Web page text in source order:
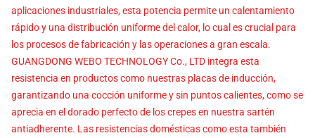
aplicaciones industriales, esta potencia permite un calentamiento
rápido y una distribución uniforme del calor, lo cual es crucial para
los procesos de fabricación y las operaciones a gran escala.
GUANGDONG WEBO TECHNOLOGY Co., LTD integra esta
resistencia en productos como nuestras placas de inducción,
garantizando una cocción uniforme y sin puntos calientes, como se
aprecia en el dorado perfecto de los crepes en nuestra sartén
antiadherente. Las resistencias domésticas como esta también